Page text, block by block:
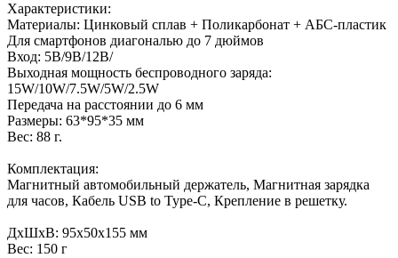
Характеристики:
Материалы: Цинковый сплав + Поликарбонат + АБС-пластик
Для смартфонов диагональю до 7 дюймов
Вход: 5В/9В/12В/
Выходная мощность беспроводного заряда:
15W/10W/7.5W/5W/2.5W
Передача на расстоянии до 6 мм
Размеры: 63*95*35 мм
Вес: 88 г.
Комплектация:
Магнитный автомобильный держатель, Магнитная зарядка
для часов, Кабель USB to Type-C, Крепление в решетку.
ДxШxВ: 95x50x155 мм
Вес: 150 г